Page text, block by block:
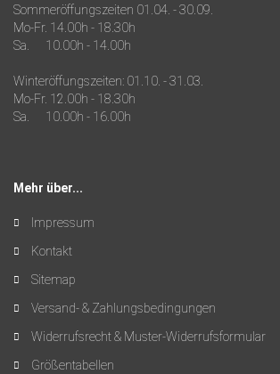
Sommeröffungszeiten 01.04. - 30.09.
Mo-Fr. 14.00h - 18.30h
Sa. 10.00h - 14.00h
Winteröffungszeiten: 01.10. - 31.03.
Mo-Fr. 12.00h - 18.30h
Sa. 10.00h - 16.00h
Mehr über...
Impressum
Kontakt
Sitemap
Versand- & Zahlungsbedingungen
Widerrufsrecht & Muster-Widerrufsformular
Größentabellen